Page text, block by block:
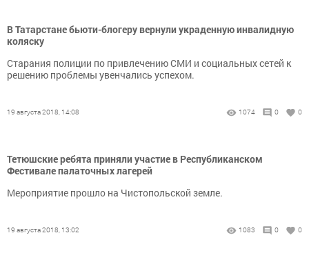
В Татарстане бьюти-блогеру вернули украденную инвалидную
коляску
Старания полиции по привлечению СМИ и социальных сетей к
решению проблемы увенчались успехом.
19 августа 2018, 14:08 1074 0 0
Тетюшские ребята приняли участие в Республиканском
Фестивале палаточных лагерей
Мероприятие прошло на Чистопольской земле.
19 августа 2018, 13:02 1083 0 0